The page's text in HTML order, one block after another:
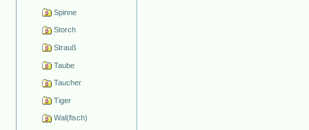
Spinne
Storch
Strauß
Taube
Taucher
Tiger
Wal(fisch)